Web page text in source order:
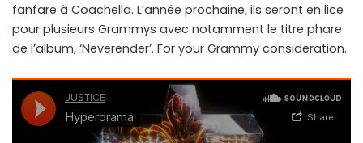
fanfare à Coachella. L’année prochaine, ils seront en lice
pour plusieurs Grammys avec notamment le titre phare
de l’album, ‘Neverender’. For your Grammy consideration.